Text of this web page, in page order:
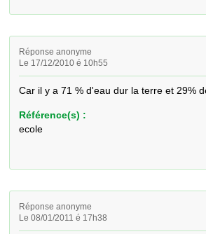
Réponse anonyme
Le 17/12/2010 é 10h55
Car il y a 71 % d'eau dur la terre et 29%
Référence(s) :
ecole
Réponse anonyme
Le 08/01/2011 é 17h38